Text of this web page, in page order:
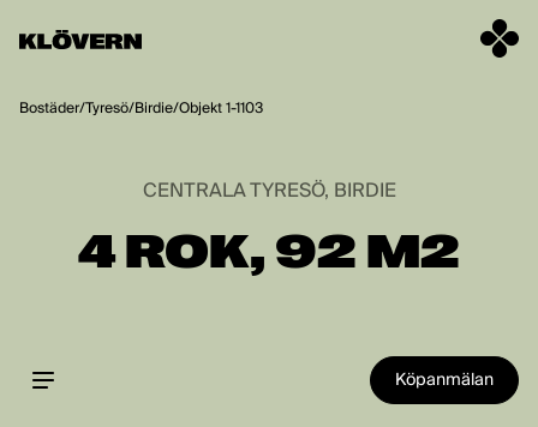
Bostäder/Tyresö/Birdie/Objekt 1-1103
CENTRALA TYRESÖ, BIRDIE
4 ROK, 92 M2
Köpanmälan